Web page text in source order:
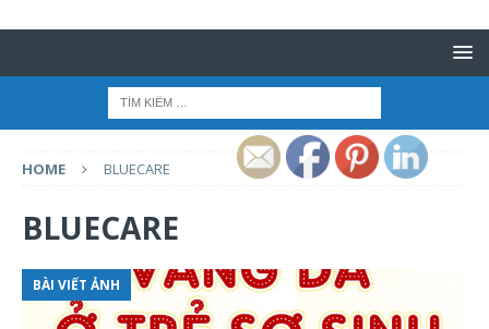
HOME BLUECARE
BLUECARE
BÀI VIẾT ẢNH